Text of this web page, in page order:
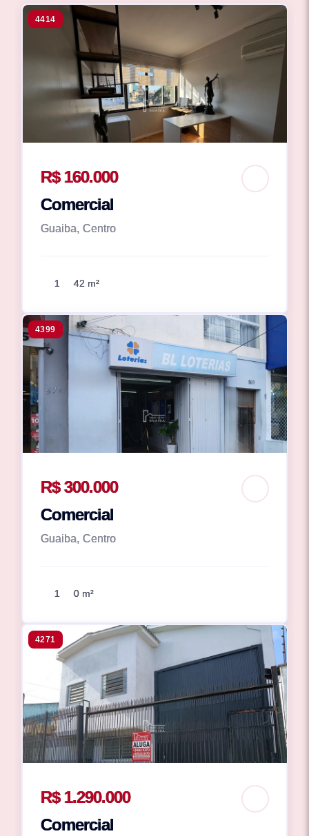
4414
R$ 160.000
Comercial
Guaiba, Centro
1 42 m²
4399
R$ 300.000
Comercial
Guaiba, Centro
1 0 m²
4271
R$ 1.290.000
Comercial